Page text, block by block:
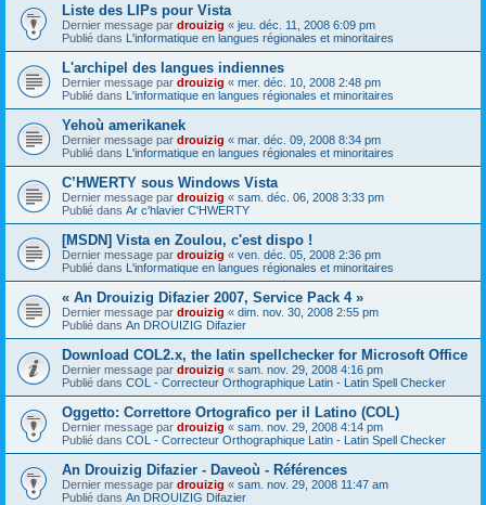
Liste des LIPs pour Vista
Dernier message par drouizig « jeu. déc. 11, 2008 6:09 pm
Publié dans L'informatique en langues régionales et minoritaires
L'archipel des langues indiennes
Dernier message par drouizig « mer. déc. 10, 2008 2:48 pm
Publié dans L'informatique en langues régionales et minoritaires
Yehoù amerikanek
Dernier message par drouizig « mar. déc. 09, 2008 8:34 pm
Publié dans L'informatique en langues régionales et minoritaires
C’HWERTY sous Windows Vista
Dernier message par drouizig « sam. déc. 06, 2008 3:33 pm
Publié dans Ar c'hlavier C'HWERTY
[MSDN] Vista en Zoulou, c'est dispo !
Dernier message par drouizig « ven. déc. 05, 2008 2:36 pm
Publié dans L'informatique en langues régionales et minoritaires
« An Drouizig Difazier 2007, Service Pack 4 »
Dernier message par drouizig « dim. nov. 30, 2008 2:55 pm
Publié dans An DROUIZIG Difazier
Download COL2.x, the latin spellchecker for Microsoft Office
Dernier message par drouizig « sam. nov. 29, 2008 4:16 pm
Publié dans COL - Correcteur Orthographique Latin - Latin Spell Checker
Oggetto: Correttore Ortografico per il Latino (COL)
Dernier message par drouizig « sam. nov. 29, 2008 4:14 pm
Publié dans COL - Correcteur Orthographique Latin - Latin Spell Checker
An Drouizig Difazier - Daveoù - Références
Dernier message par drouizig « sam. nov. 29, 2008 11:47 am
Publié dans An DROUIZIG Difazier